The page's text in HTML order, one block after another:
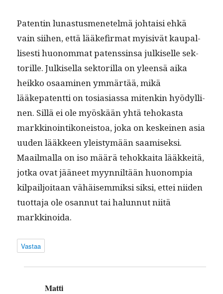
Patentin lunas­tus­menetelmä johtaisi ehkä
vain siihen, että lääke­fir­mat myi­sivät kau­pal­
lis­es­ti huonom­mat patenssin­sa julkiselle sek­
to­rille. Julkisel­la sek­to­ril­la on yleen­sä aika
heikko osaami­nen ymmärtää, mikä
lääkepatent­ti on tosi­asi­as­sa mitenkin hyödylli­
nen. Sil­lä ei ole myöskään yhtä tehokas­ta
markki­noin­tikoneis­toa, joka on keskeinen asia
uuden lääk­keen yleistymään saamisek­si.
Maail­mal­la on iso määrä tehokkai­ta lääkkeitä,
jot­ka ovat jääneet myyn­niltään huonom­pia
kil­pailjoitaan vähäisem­mik­si sik­si, ettei niiden
tuot­ta­ja ole osan­nut tai halun­nut niitä
markkinoida.
Vastaa
Matti